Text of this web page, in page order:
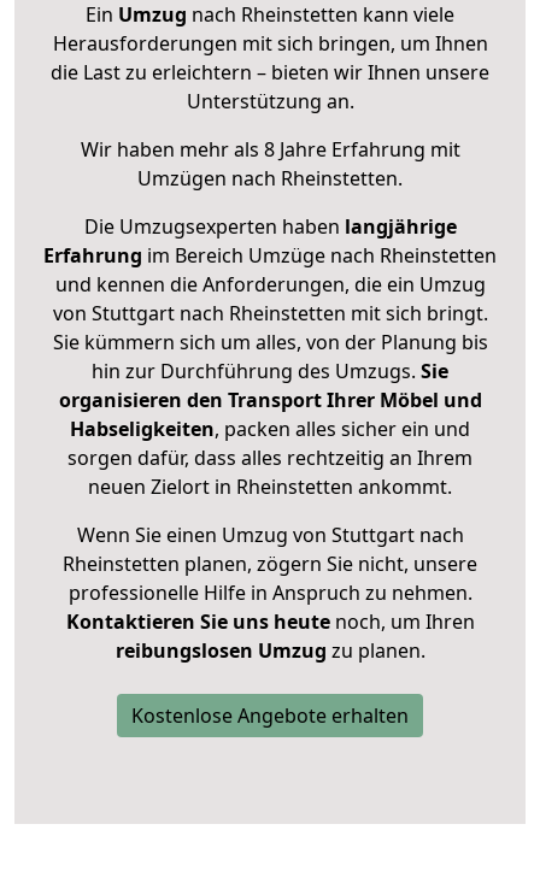
Ein Umzug nach Rheinstetten kann viele
Herausforderungen mit sich bringen, um Ihnen
die Last zu erleichtern – bieten wir Ihnen unsere
Unterstützung an.
Wir haben mehr als 8 Jahre Erfahrung mit
Umzügen nach Rheinstetten.
Die Umzugsexperten haben langjährige
Erfahrung im Bereich Umzüge nach Rheinstetten
und kennen die Anforderungen, die ein Umzug
von Stuttgart nach Rheinstetten mit sich bringt.
Sie kümmern sich um alles, von der Planung bis
hin zur Durchführung des Umzugs. Sie
organisieren den Transport Ihrer Möbel und
Habseligkeiten, packen alles sicher ein und
sorgen dafür, dass alles rechtzeitig an Ihrem
neuen Zielort in Rheinstetten ankommt.
Wenn Sie einen Umzug von Stuttgart nach
Rheinstetten planen, zögern Sie nicht, unsere
professionelle Hilfe in Anspruch zu nehmen.
Kontaktieren Sie uns heutenoch, um Ihren
reibungslosen Umzug zu planen.
Kostenlose Angebote erhalten